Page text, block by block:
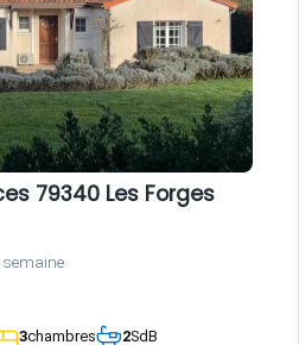
79340 Les Forges
semaine
3chambres 2SdB